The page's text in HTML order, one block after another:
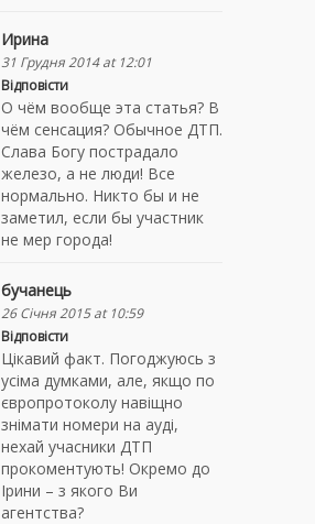
Ирина
31 Грудня 2014 at 12:01
Відповісти
О чём вообще эта статья? В
чём сенсация? Обычное ДТП.
Слава Богу пострадало
железо, а не люди! Все
нормально. Никто бы и не
заметил, если бы участник
не мер города!
бучанець
26 Січня 2015 at 10:59
Відповісти
Цікавий факт. Погоджуюсь з
усіма думками, але, якщо по
європротоколу навіщно
знімати номери на ауді,
нехай учасники ДТП
прокоментують! Окремо до
Ірини – з якого Ви
агентства?